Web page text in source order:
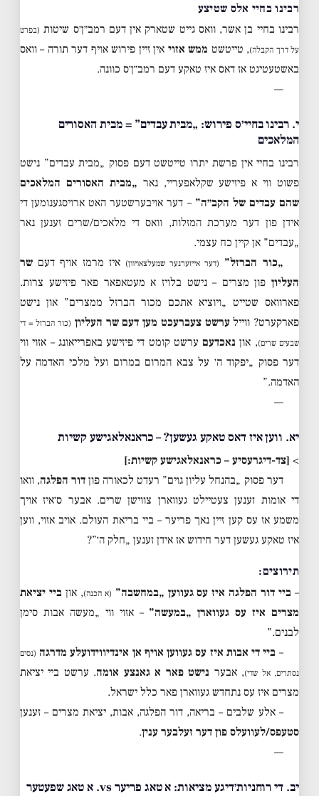
רבינו בחיי אלס שטיצע
רבינו בחיי בן אשר, וואס גייט שטארק אין דעם רמב״ן׳ס שיטות (בפרט
על דרך הקבלה), טייטשט ממש אזוי אין זיין פירוש אויף דער תורה – וואס
באשטעטיגט אז דאס איז טאקע דעם רמב״ן׳ס כוונה.
—
י. רבינו בחיי׳ס פירוש: „מבית עבדים” = מבית האסורים
המלאכים
רבינו בחיי אין פרשת יתרו טייטשט דעם פסוק „מבית עבדים” נישט
פשוט ווי א פיזישע שקלאפעריי, נאר „מבית האסורים המלאכים
שהם עבדים של הקב״ה” – דער אויבערשטער האט ארויסגענומען די
אידן פון דער מערכת המזלות, וואס די מלאכים/שרים זענען נאר
„עבדים” אן קיין כח עצמי.
„כור הברזל” (דער אייזערנער שמעלצאויוון) איז מרמז אויף דעם שר
העליון פון מצרים – נישט בלויז א מעטאפאר פאר פיזישע צרות.
פארוואס שטייט „ויוציא אתכם מכור הברזל ממצרים” און נישט
פארקערט? וויילערשט צעברעכט מען דעם שר העליון (כור הברזל = די
שבעים שרים), און נאכדעםערשט קומט די פיזישע באפרייאונג – אזוי ווי
דער פסוק „יפקוד ה׳ על צבא המרום במרום ועל מלכי האדמה על
האדמה.”
—
יא. ווען איז דאס טאקע געשען? – כראנאלאגישע קשיות
> [צד-דיגרעסיע – כראנאלאגישע קשיות:]
דער פסוק „בהנחל עליון גוים” רעדט לכאורה פון דור הפלגה, וואו
די אומות זענען צעטיילט געווארן צווישן שרים. אבער ס׳איז אויך
משמע אז עס קען זיין נאך פריער – ביי בריאת העולם. אויב אזוי, ווען
איז טאקע געשען דער חידוש אז אידן זענען „חלק ה׳”?
תירוצים:
– ביי דור הפלגה איז עס געווען „במחשבה” (א הכנה), אוןביי יציאת
מצרים איז עס געווארן „במעשה” – אזוי ווי „מעשה אבות סימן
לבנים.”
– ביי די אבות איז עס געווען אויף אן אינדיווידועלע מדרגה (נסים
נסתרים, אל שדי), אבער נישט פאר א גאנצע אומה. ערשט ביי יציאת
מצרים איז עס נתחדש געווארן פאר כלל ישראל.
– אלע שלבים – בריאה, דור הפלגה, אבות, יציאת מצרים – זענען
סטעפס/לעוועלס פון דער זעלבער ענין.
—
יב. די רוחניות׳דיגע מציאות: א טאג פריער vs. א טאג שפעטער